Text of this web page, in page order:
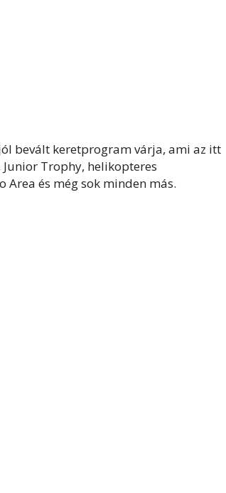
bevált keretprogram várja, ami az itt
Trophy, helikopteres
és még sok minden más.